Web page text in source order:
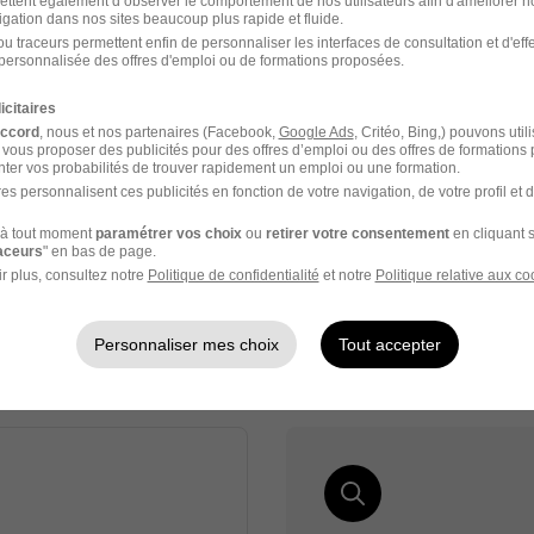
- 68 Alternance 492,22 - 1 823,03 € / mois
CAP Pâtissier ou Mention
Boulanger
dans nos sites beaucoup plus rapide et fluide.
traceurs permettent enfin de personnaliser les interfaces de consultation et
des offres d'emploi ou de formations proposées.
, nous et nos partenaires (Facebook, Google Ads, Critéo, Bing,) pouvons
proposer des publicités pour des offres d’emploi ou des offres de formations
vos probabilités de trouver rapidement un emploi ou une formation.
personnalisent ces publicités en fonction de votre navigation, de votre profil et
tout moment paramétrer vos choix ou retirer votre consentementen cliquant
" en bas de page.
plus, consultez notre Politique de confidentialité et notre Politique relative aux
Personnaliser mes choix Tout accepter